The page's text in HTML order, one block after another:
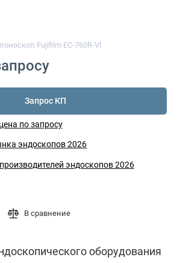
Fujifilm EC-760R-VI
Запрос КП
по запросу
эндоскопов 2026
эндоскопов 2026
В сравнение
оборудования